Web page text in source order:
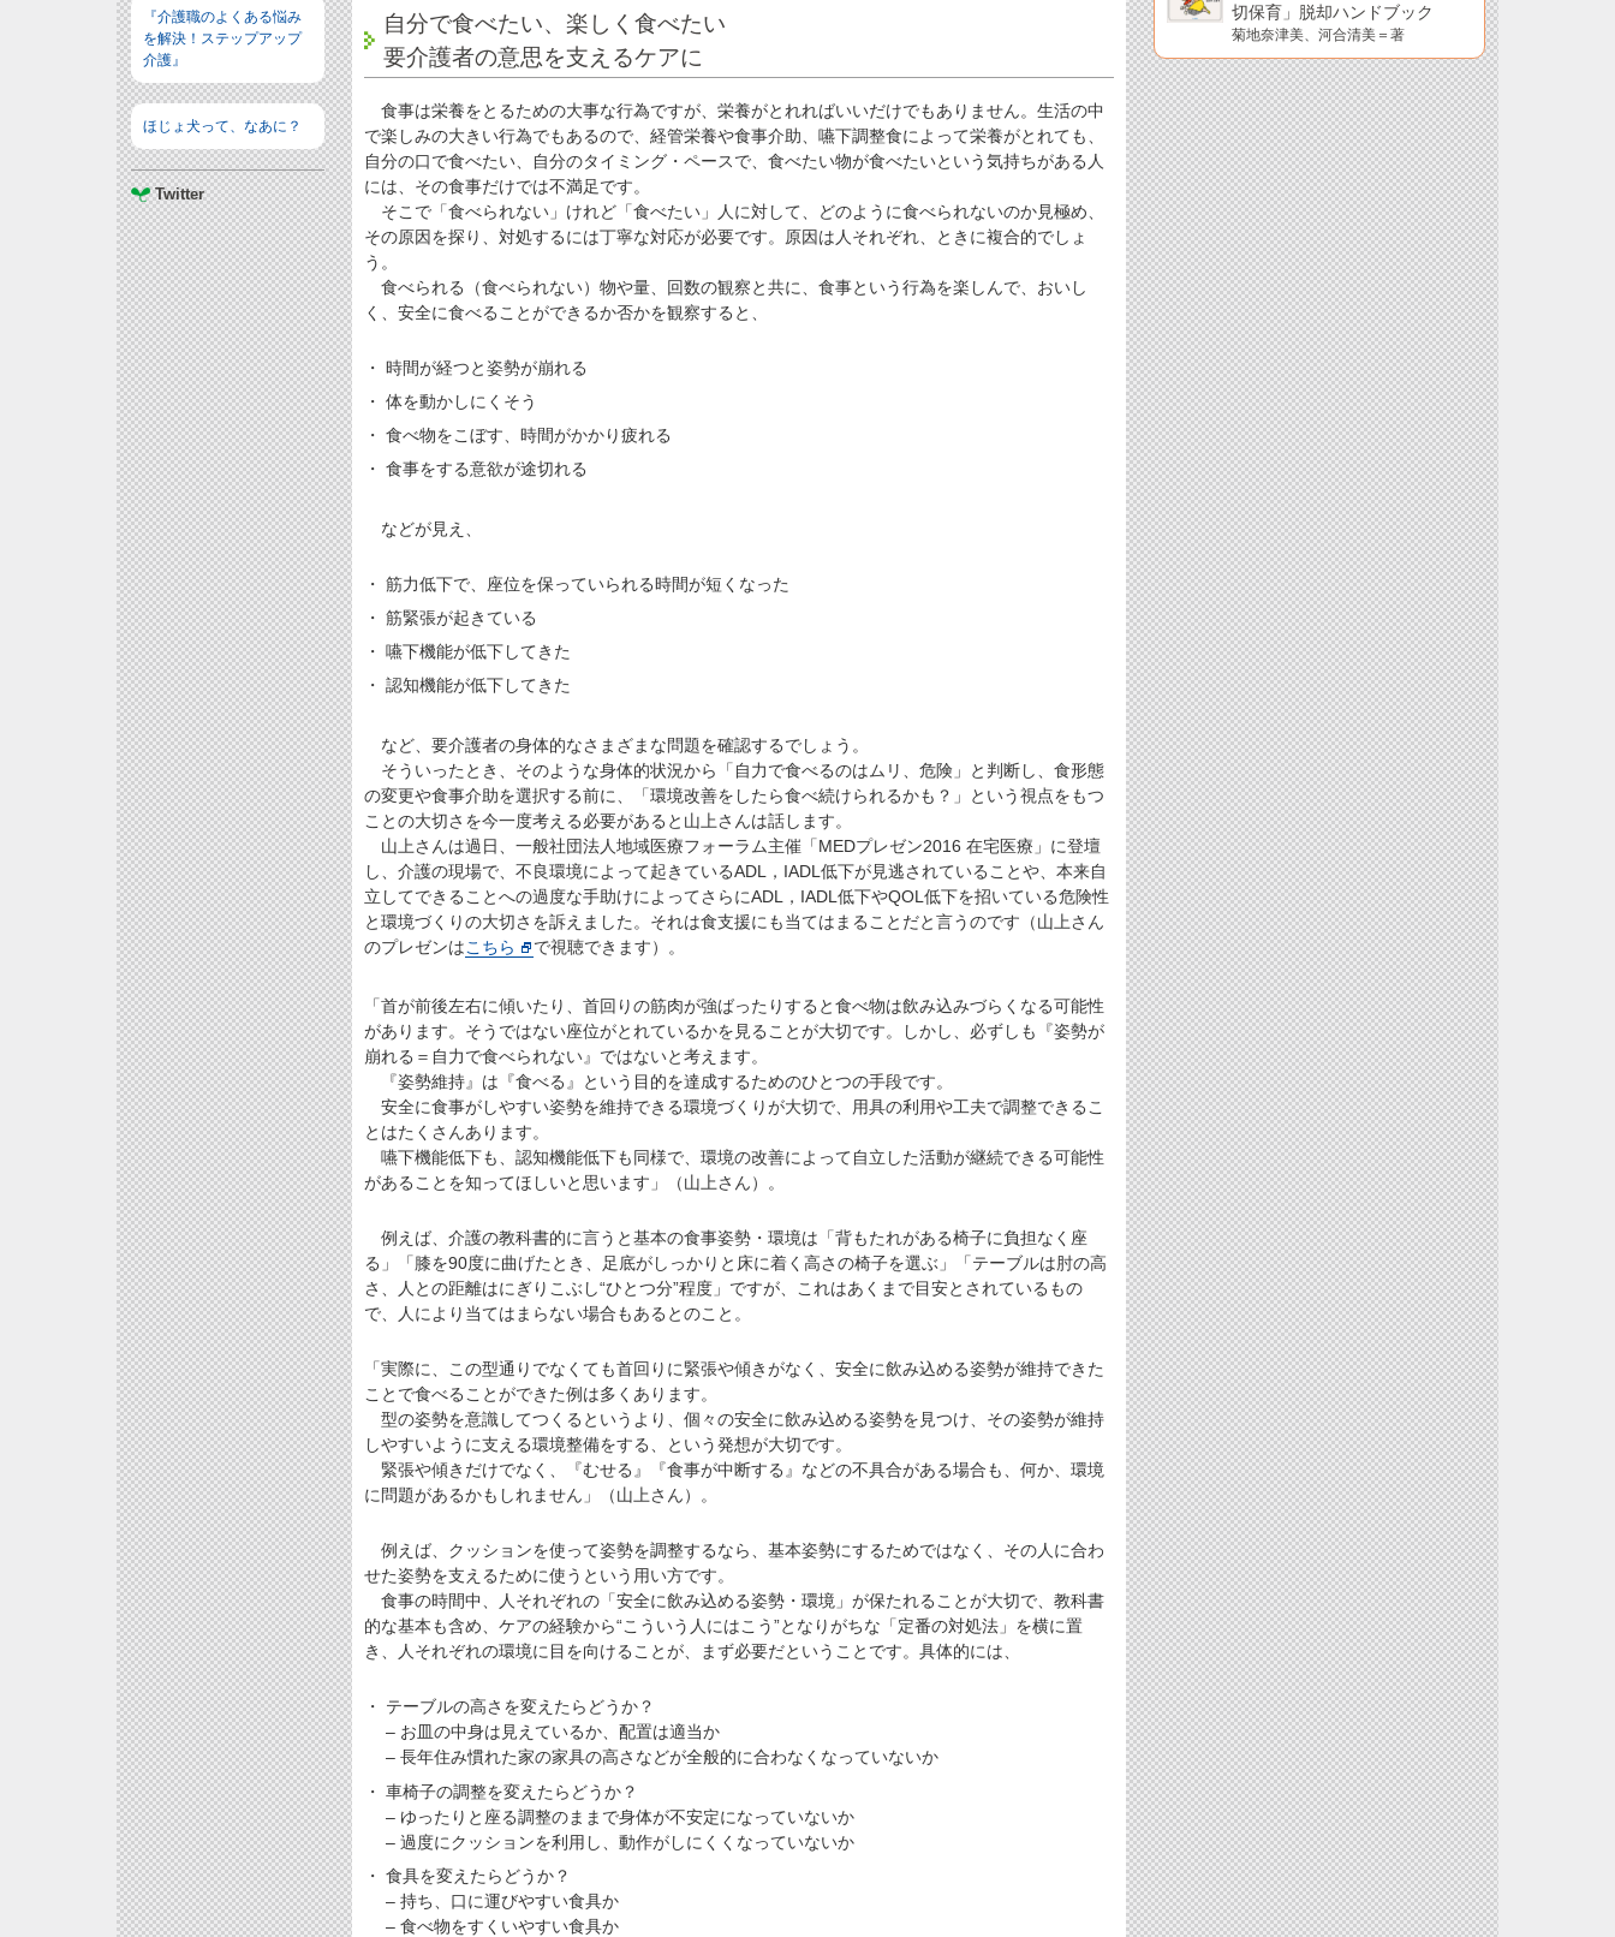
『介護職のよくある悩み
を解決！ステップアップ
介護』
ほじょ犬って、なあに？
Twitter
自分で食べたい、楽しく食べたい
要介護者の意思を支えるケアに
食事は栄養をとるための大事な行為ですが、栄養がとれればいいだけでもありません。生活の中
で楽しみの大きい行為でもあるので、経管栄養や食事介助、嚥下調整食によって栄養がとれても、
自分の口で食べたい、自分のタイミング・ペースで、食べたい物が食べたいという気持ちがある人
には、その食事だけでは不満足です。
そこで「食べられない」けれど「食べたい」人に対して、どのように食べられないのか見極め、
その原因を探り、対処するには丁寧な対応が必要です。原因は人それぞれ、ときに複合的でしょ
う。
食べられる（食べられない）物や量、回数の観察と共に、食事という行為を楽しんで、おいし
く、安全に食べることができるか否かを観察すると、
・ 時間が経つと姿勢が崩れる
・ 体を動かしにくそう
・ 食べ物をこぼす、時間がかかり疲れる
・ 食事をする意欲が途切れる
などが見え、
・ 筋力低下で、座位を保っていられる時間が短くなった
・ 筋緊張が起きている
・ 嚥下機能が低下してきた
・ 認知機能が低下してきた
など、要介護者の身体的なさまざまな問題を確認するでしょう。
そういったとき、そのような身体的状況から「自力で食べるのはムリ、危険」と判断し、食形態
の変更や食事介助を選択する前に、「環境改善をしたら食べ続けられるかも？」という視点をもつ
ことの大切さを今一度考える必要があると山上さんは話します。
山上さんは過日、一般社団法人地域医療フォーラム主催「MEDプレゼン2016 在宅医療」に登壇
し、介護の現場で、不良環境によって起きているADL，IADL低下が見逃されていることや、本来自
立してできることへの過度な手助けによってさらにADL，IADL低下やQOL低下を招いている危険性
と環境づくりの大切さを訴えました。それは食支援にも当てはまることだと言うのです（山上さん
のプレゼンはこちら で視聴できます）。
「首が前後左右に傾いたり、首回りの筋肉が強ばったりすると食べ物は飲み込みづらくなる可能性
があります。そうではない座位がとれているかを見ることが大切です。しかし、必ずしも『姿勢が
崩れる＝自力で食べられない』ではないと考えます。
『姿勢維持』は『食べる』という目的を達成するためのひとつの手段です。
安全に食事がしやすい姿勢を維持できる環境づくりが大切で、用具の利用や工夫で調整できるこ
とはたくさんあります。
嚥下機能低下も、認知機能低下も同様で、環境の改善によって自立した活動が継続できる可能性
があることを知ってほしいと思います」（山上さん）。
例えば、介護の教科書的に言うと基本の食事姿勢・環境は「背もたれがある椅子に負担なく座
る」「膝を90度に曲げたとき、足底がしっかりと床に着く高さの椅子を選ぶ」「テーブルは肘の高
さ、人との距離はにぎりこぶし“ひとつ分”程度」ですが、これはあくまで目安とされているもの
で、人により当てはまらない場合もあるとのこと。
「実際に、この型通りでなくても首回りに緊張や傾きがなく、安全に飲み込める姿勢が維持できた
ことで食べることができた例は多くあります。
型の姿勢を意識してつくるというより、個々の安全に飲み込める姿勢を見つけ、その姿勢が維持
しやすいように支える環境整備をする、という発想が大切です。
緊張や傾きだけでなく、『むせる』『食事が中断する』などの不具合がある場合も、何か、環境
に問題があるかもしれません」（山上さん）。
例えば、クッションを使って姿勢を調整するなら、基本姿勢にするためではなく、その人に合わ
せた姿勢を支えるために使うという用い方です。
食事の時間中、人それぞれの「安全に飲み込める姿勢・環境」が保たれることが大切で、教科書
的な基本も含め、ケアの経験から“こういう人にはこう”となりがちな「定番の対処法」を横に置
き、人それぞれの環境に目を向けることが、まず必要だということです。具体的には、
・ テーブルの高さを変えたらどうか？
– お皿の中身は見えているか、配置は適当か
– 長年住み慣れた家の家具の高さなどが全般的に合わなくなっていないか
・ 車椅子の調整を変えたらどうか？
– ゆったりと座る調整のままで身体が不安定になっていないか
– 過度にクッションを利用し、動作がしにくくなっていないか
・ 食具を変えたらどうか？
– 持ち、口に運びやすい食具か
– 食べ物をすくいやすい食具か
切保育」脱却ハンドブック
菊地奈津美、河合清美＝著